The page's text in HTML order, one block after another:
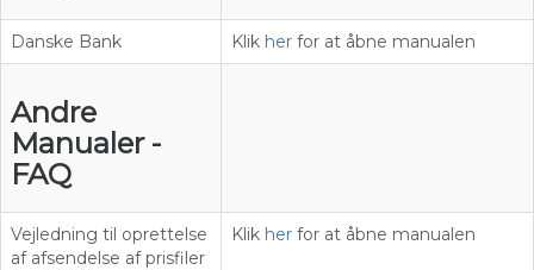
Danske Bank Klik her for at åbne manualen
Andre
Manualer -
FAQ
Vejledning til oprettelse
af afsendelse af prisfiler
Klik her for at åbne manualen